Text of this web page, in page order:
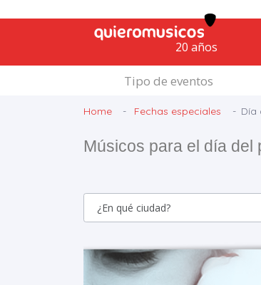
20 años
Tipo de eventos
Home Fechas especiales Día
Músicos para el día del